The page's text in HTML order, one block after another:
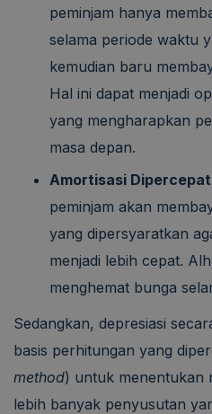
peminjam hanya
selama periode waktu
kemudian baru
Hal ini dapat menjadi
yang mengharapkan
masa depan.
Amortisasi
peminjam akan
yang dipersyaratkan
menjadi lebih cepat.
menghemat bunga
Sedangkan, depresiasi
basis perhitungan yang
method) untuk menentukan
lebih banyak penyusutan